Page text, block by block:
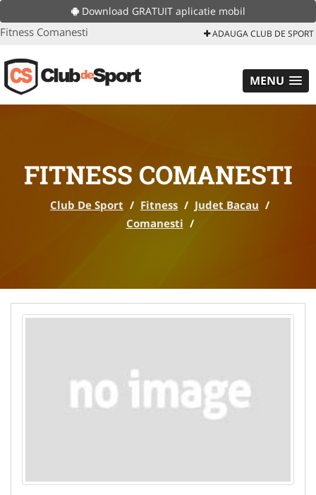
Download GRATUIT aplicatie mobil
Fitness Comanesti ADAUGA CLUB DE SPORT
MENU
FITNESS COMANESTI
Club De Sport / Fitness / Judet Bacau /
Comanesti /